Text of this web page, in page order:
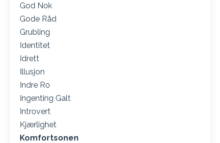
God Nok
Gode Råd
Grubling
Identitet
Idrett
Illusjon
Indre Ro
Ingenting Galt
Introvert
Kjærlighet
Komfortsonen